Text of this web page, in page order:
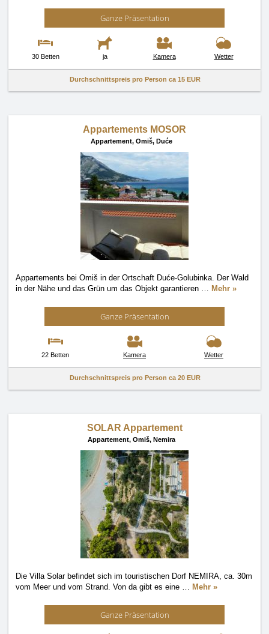
Ganze Präsentation
30 Betten ja Kamera Wetter
Durchschnittspreis pro Person ca 15 EUR
Appartements MOSOR
Appartement, Omiš, Duće
Appartements bei Omiš in der Ortschaft Duće-Golubinka. Der Wald
in der Nähe und das Grün um das Objekt garantieren … Mehr »
Ganze Präsentation
22 Betten Kamera Wetter
Durchschnittspreis pro Person ca 20 EUR
SOLAR Appartement
Appartement, Omiš, Nemira
Die Villa Solar befindet sich im touristischen Dorf NEMIRA, ca. 30m
vom Meer und vom Strand. Von da gibt es eine … Mehr »
Ganze Präsentation